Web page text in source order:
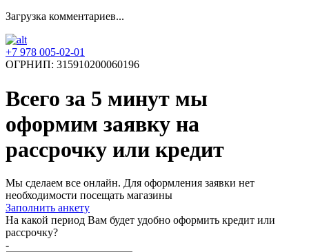
Загрузка комментариев...
+7 978 005-02-01
ОГРНИП: 315910200060196
Всего за 5 минут мы
оформим заявку на
рассрочку или кредит
Мы сделаем все онлайн. Для оформления заявки нет
необходимости посещать магазины
Заполнить анкету
На какой период Вам будет удобно оформить кредит или
рассрочку?
-